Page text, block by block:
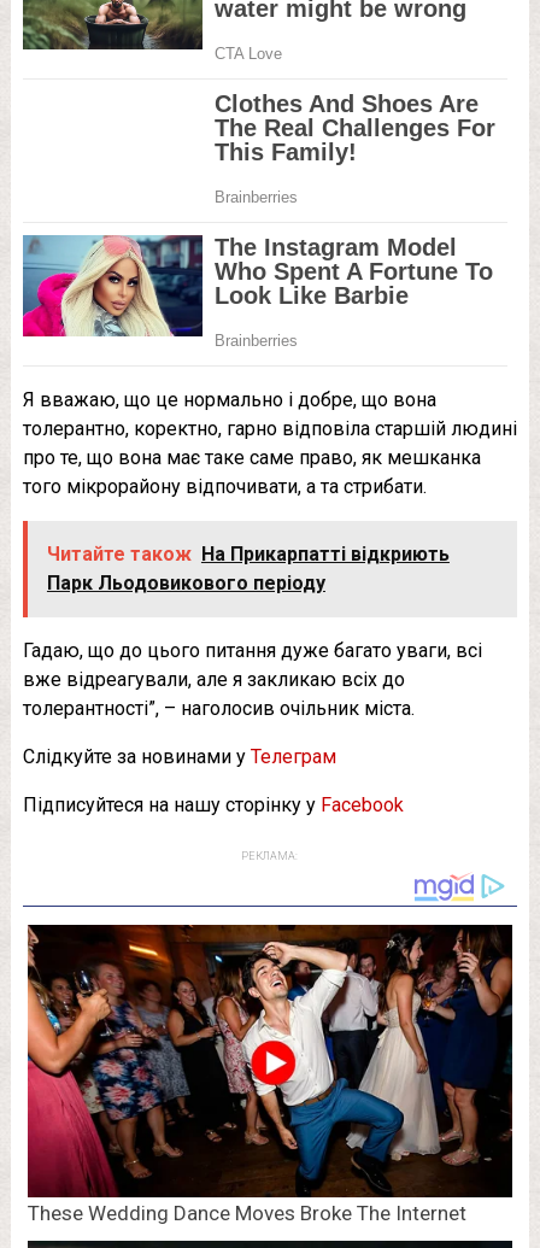
Я вважаю, що це нормально і добре, що вона
толерантно, коректно, гарно відповіла старшій людині
про те, що вона має таке саме право, як мешканка
того мікрорайону відпочивати, а та стрибати.
Читайте також На Прикарпатті відкриють
Парк Льодовикового періоду
Гадаю, що до цього питання дуже багато уваги, всі
вже відреагували, але я закликаю всіх до
толерантності”, – наголосив очільник міста.
Слідкуйте за новинами у Телеграм
Підписуйтеся на нашу сторінку у Facebook
РЕКЛАМА: